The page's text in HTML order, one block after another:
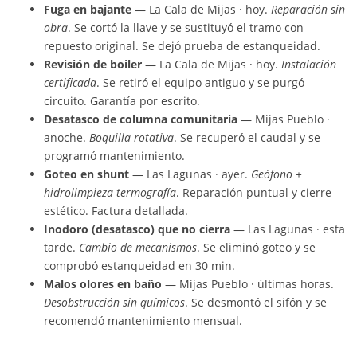
Fuga en bajante— La Cala de Mijas · hoy. Reparación sin
obra. Se cortó la llave y se sustituyó el tramo con
repuesto original. Se dejó prueba de estanqueidad.
Revisión de boiler— La Cala de Mijas · hoy. Instalación
certificada. Se retiró el equipo antiguo y se purgó
circuito. Garantía por escrito.
Desatasco de columna comunitaria— Mijas Pueblo ·
anoche. Boquilla rotativa. Se recuperó el caudal y se
programó mantenimiento.
Goteo en shunt— Las Lagunas · ayer. Geófono +
hidrolimpieza termografía. Reparación puntual y cierre
estético. Factura detallada.
Inodoro (desatasco) que no cierra— Las Lagunas · esta
tarde. Cambio de mecanismos. Se eliminó goteo y se
comprobó estanqueidad en 30 min.
Malos olores en baño — Mijas Pueblo · últimas horas.
Desobstrucción sin químicos. Se desmontó el sifón y se
recomendó mantenimiento mensual.